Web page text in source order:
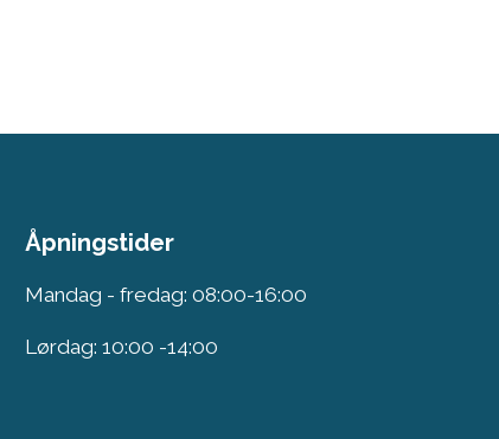
Åpningstider
Mandag - fredag: 08:00-16:00
Lørdag: 10:00 -14:00